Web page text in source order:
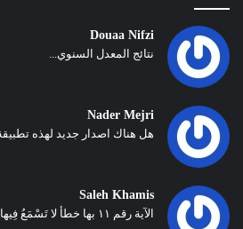
Douaa Nifzi
نتائج المعدل السنوي...
Nader Mejri
هل هناك اصدار جديد لهذه
Saleh Khamis
الآية رقم ١١ بها خطأ لا تَسْمَعُ فِيها لاغِيَةً لقد ضمت التا...